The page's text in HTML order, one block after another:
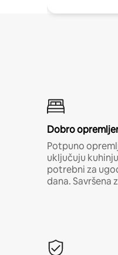
Dobro
Potpuno
uključuju
potrebni za
dana. Savršena